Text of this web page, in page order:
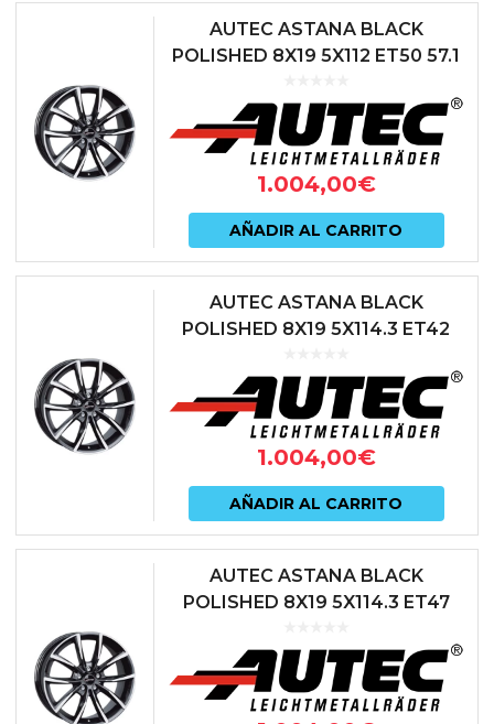
AUTEC ASTANA BLACK
POLISHED 8X19 5X112 ET50 57.1
1.004,00€
AÑADIR AL CARRITO
AUTEC ASTANA BLACK
POLISHED 8X19 5X114.3 ET42
1.004,00€
AÑADIR AL CARRITO
AUTEC ASTANA BLACK
POLISHED 8X19 5X114.3 ET47